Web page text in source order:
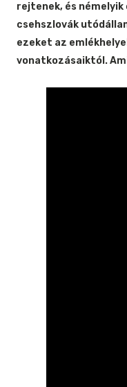
rejtenek, és
csehszlovák
ezeket az
vonatkozásaiktól.